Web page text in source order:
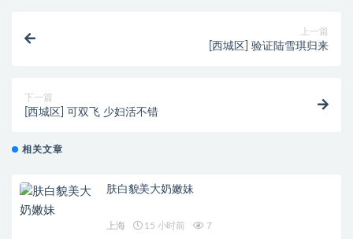
上一篇
[西城区] 验证陆雪琪归来
下一篇
[西城区] 可双飞 少妇活不错
相关文章
肤白貌美大奶嫩妹
上海 15 小时前 7